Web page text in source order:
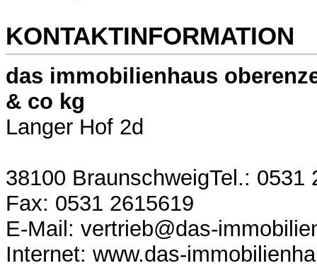
KONTAKTINFORMATION
das immobilienhaus
& co kg
Langer Hof 2d
38100 BraunschweigTel.: 0531
Fax: 0531 2615619
E-Mail: vertrieb@das-
Internet: www.das-